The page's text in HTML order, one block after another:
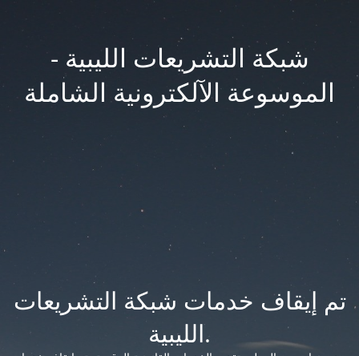
شبكة التشريعات الليبية -
الموسوعة الآلكترونية الشاملة
تم إيقاف خدمات شبكة التشريعات
الليبية.